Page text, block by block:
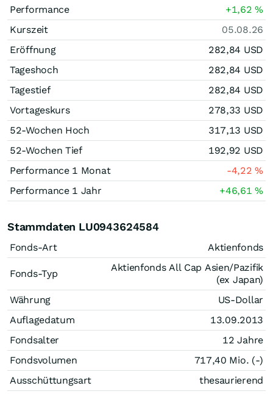
Performance +1,62%
Kurszeit
05.08.26
Eröffnung
282,84 USD
Tageshoch
282,84 USD
Tagestief
282,84 USD
Vortageskurs
278,33 USD
52-Wochen Hoch
317,13 USD
52-Wochen Tief
192,92 USD
Performance 1 Monat
-4,22%
Performance 1 Jahr
+46,61%
Stammdaten LU0943624584
Fonds-Art Aktienfonds
Fonds-Typ
Aktienfonds All Cap Asien/Pazifik
(ex Japan)
Währung
US-Dollar
Auflagedatum
13.09.2013
Fondsalter
12 Jahre
Fondsvolumen
717,40 Mio. (-)
Ausschüttungsart
thesaurierend